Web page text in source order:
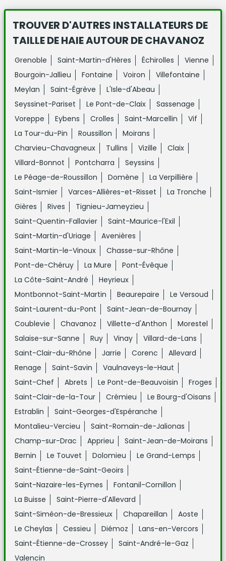
TROUVER D'AUTRES INSTALLATEURS DE
TAILLE DE HAIEAUTOUR DE CHAVANOZ
Grenoble Saint-Martin-d'Hères Échirolles
Vienne
Bourgoin-Jallieu
Fontaine Voiron
Villefontaine
Meylan
Saint-Égrève
L'Isle-d'Abeau
Seyssinet-Pariset
Le Pont-de-Claix
Sassenage
Voreppe
Eybens Crolles Saint-Marcellin
Vif
La Tour-du-Pin
Roussillon
Moirans
Charvieu-Chavagneux
Tullins Vizille
Claix
Villard-Bonnot
Pontcharra
Seyssins
Le Péage-de-Roussillon
Domène
La Verpillière
Saint-Ismier
Varces-Allières-et-Risset
La Tronche
Gières
Rives
Tignieu-Jameyzieu
Saint-Quentin-Fallavier
Saint-Maurice-l'Exil
Saint-Martin-d'Uriage
Avenières
Saint-Martin-le-Vinoux
Chasse-sur-Rhône
Pont-de-Chéruy
La Mure
Pont-Évêque
La Côte-Saint-André
Heyrieux
Montbonnot-Saint-Martin
Beaurepaire
Le Versoud
Saint-Laurent-du-Pont
Saint-Jean-de-Bournay
Coublevie
Chavanoz Villette-d'Anthon
Morestel
Salaise-sur-Sanne
Ruy Vinay
Villard-de-Lans
Saint-Clair-du-Rhône
Jarrie Corenc
Allevard
Renage
Saint-Savin
Vaulnaveys-le-Haut
Saint-Chef
Abrets Le Pont-de-Beauvoisin
Froges
Saint-Clair-de-la-Tour
Crémieu
Le Bourg-d'Oisans
Estrablin
Saint-Georges-d'Espéranche
Montalieu-Vercieu
Saint-Romain-de-Jalionas
Champ-sur-Drac
Apprieu
Saint-Jean-de-Moirans
Bernin
Le Touvet Dolomieu
Le Grand-Lemps
Saint-Étienne-de-Saint-Geoirs
Saint-Nazaire-les-Eymes
Fontanil-Cornillon
La Buisse
Saint-Pierre-d'Allevard
Saint-Siméon-de-Bressieux
Chapareillan
Aoste
Le Cheylas
Cessieu Diémoz
Lans-en-Vercors
Saint-Étienne-de-Crossey
Saint-André-le-Gaz
Valencin